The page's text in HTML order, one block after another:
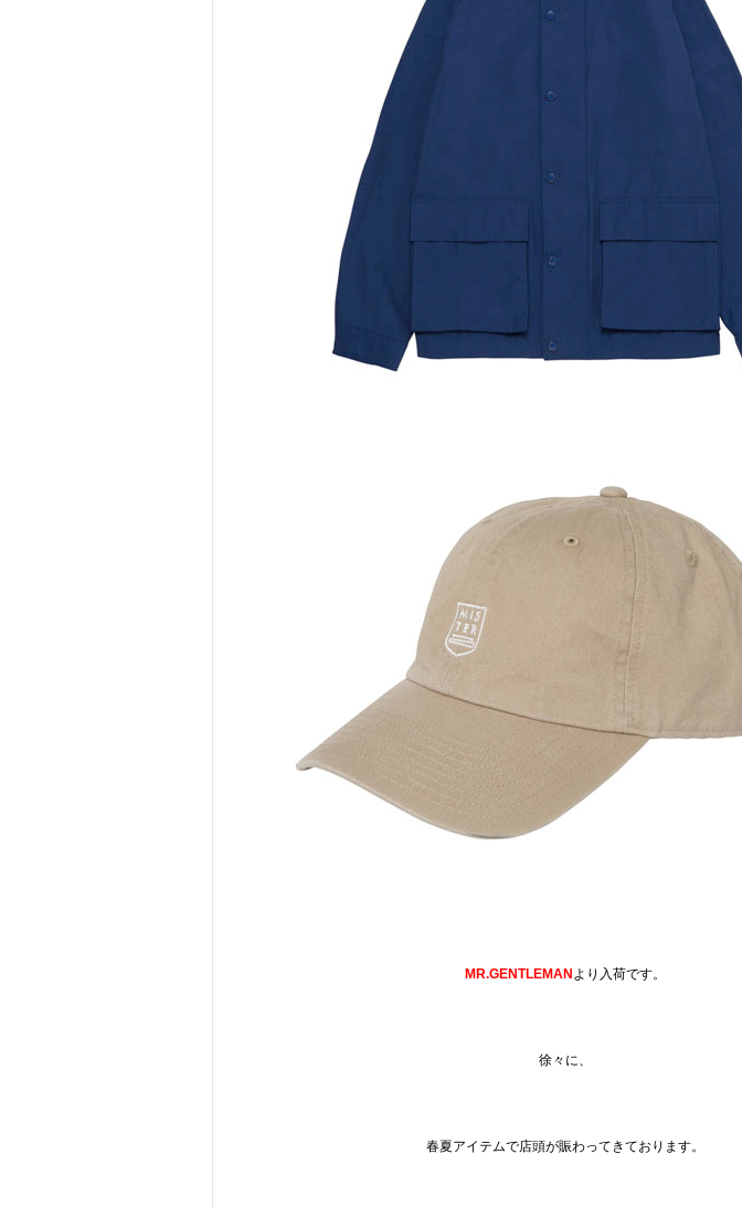
MR.GENTLEMAN より入荷です。
徐々に、
春夏アイテムで店頭が賑わってきております。